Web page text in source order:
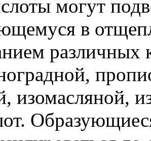
могут
в
различных
изомасляной,